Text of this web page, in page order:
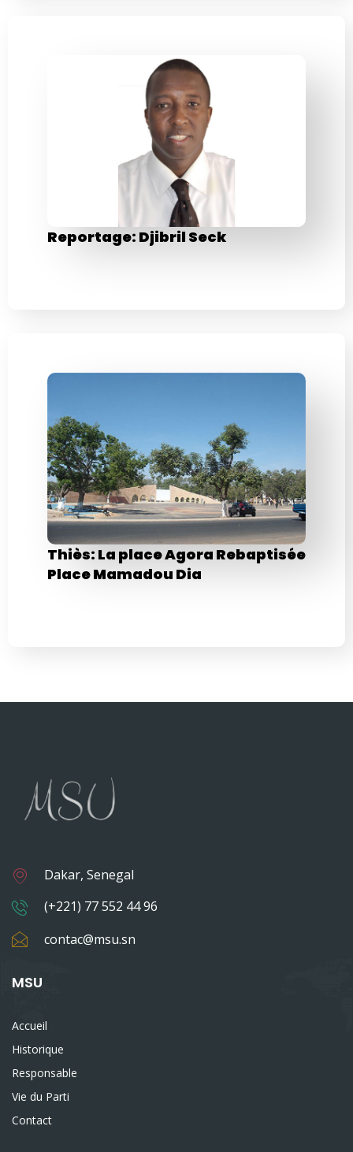
Reportage: Djibril Seck
Thiès: La place Agora Rebaptisée
Place Mamadou Dia
Dakar, Senegal
(+221) 77 552 44 96
contac@msu.sn
MSU
Accueil
Historique
Responsable
Vie du Parti
Contact